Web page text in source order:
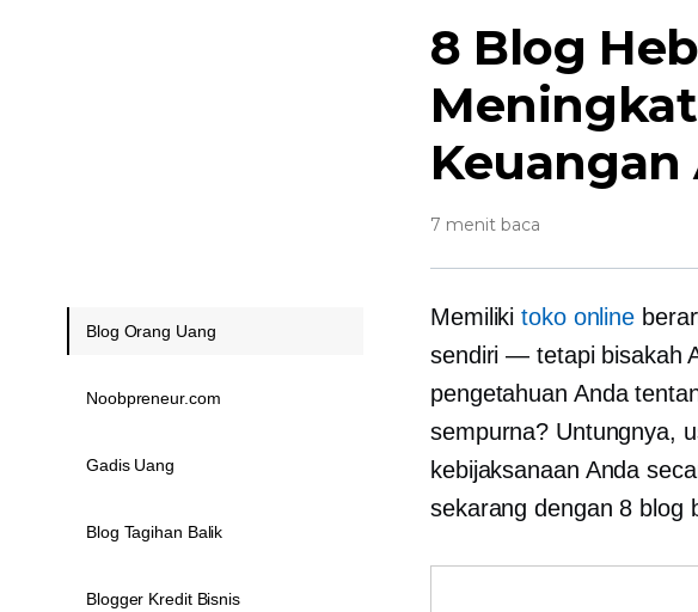
8 Blog
Keuangan
7 menit baca
Memilikitoko online
sendiri — tetapi bisakah
pengetahuan Anda
sempurna? Untungnya,
kebijaksanaan Anda
sekarang dengan 8 blog
Blog Orang Uang
Noobpreneur.com
Gadis Uang
Blog Tagihan Balik
Blogger Kredit Bisnis